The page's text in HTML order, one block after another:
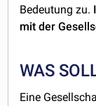
Bedeutung zu.
mit der
WAS
Eine